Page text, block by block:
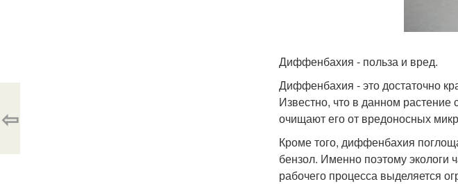
Диффенбахия - польза и вред.
Диффенбахия - это достаточно
Известно, что в данном
очищают его от вредоносных
Кроме того, диффенбахия
бензол. Именно поэтому экологи
рабочего процесса выделяется
⇦